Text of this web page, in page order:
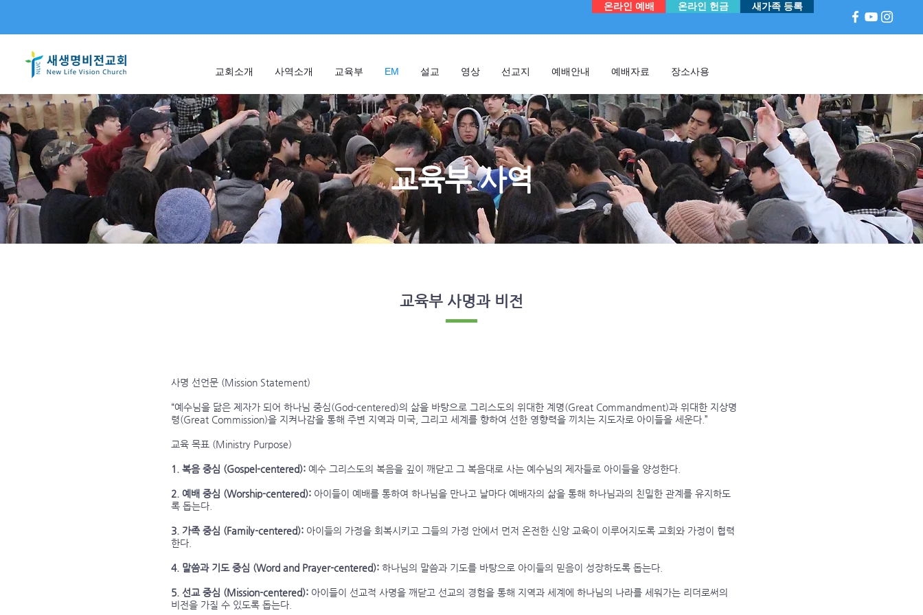
교회소개 사역소개 교육부 EM 설교 영상 선교지 예배안내 예배자료 장소사용
온라인 헌금 새가족 등록
온라인 예배
교육부 사역
​교육부 사명과 비전
사명 선언문 (Mission Statement)
“예수님을 닮은 제자가 되어 하나님 중심(God-centered)의 삶을 바탕으로 그리스도의 위대한 계명(Great Commandment)과 위대한 지상명
령(Great Commission)을 지켜나감을 통해 주변 지역과 미국, 그리고 세계를 향하여 선한 영향력을 끼치는 지도자로 아이들을 세운다.”
교육 목표 (Ministry Purpose)
1. 복음 중심 (Gospel-centered): 예수 그리스도의 복음을 깊이 깨닫고 그 복음대로 사는 예수님의 제자들로 아이들을 양성한다.
2. 예배 중심 (Worship-centered): 아이들이 예배를 통하여 하나님을 만나고 날마다 예배자의 삶을 통해 하나님과의 친밀한 관계를 유지하도
록 돕는다.
3. 가족 중심 (Family-centered): 아이들의 가정을 회복시키고 그들의 가정 안에서 먼저 온전한 신앙 교육이 이루어지도록 교회와 가정이 협력
한다.
4. 말씀과 기도 중심 (Word and Prayer-centered): 하나님의 말씀과 기도를 바탕으로 아이들의 믿음이 성장하도록 돕는다.
5. 선교 중심 (Mission-centered): 아이들이 선교적 사명을 깨닫고 선교의 경험을 통해 지역과 세계에 하나님의 나라를 세워가는 리더로써의
비전을 가질 수 있도록 돕는다.